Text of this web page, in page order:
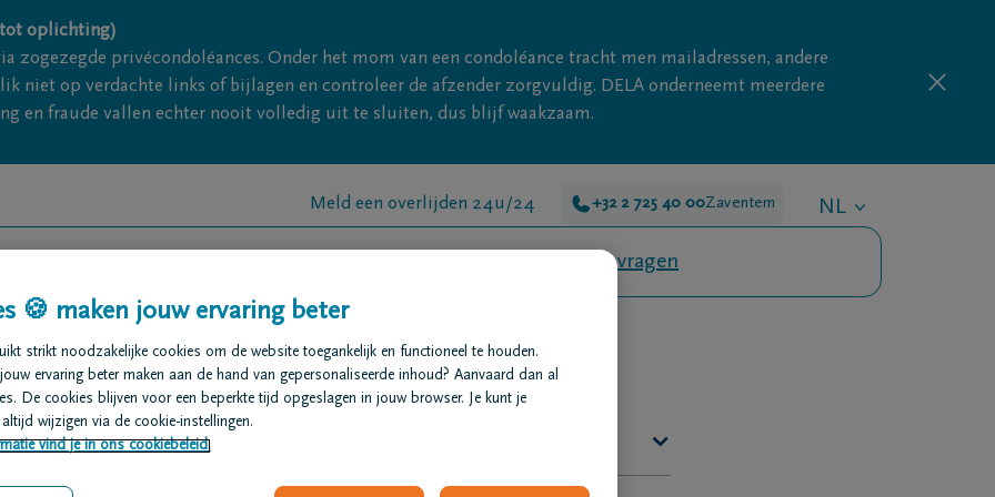
oplichting)
zogezegde privécondoléances. Onder het mom van een condoléance tracht men mailadressen, andere
niet op verdachte links of bijlagen en controleer de afzender zorgvuldig. DELA onderneemt meerdere
en fraude vallen echter nooit volledig uit te sluiten, dus blijf waakzaam.
Meld een overlijden 24u/24 +32 2 725 40 00Zaventem NL
Veelgestelde vragen
begraven worden?
🍪 maken jouw ervaring beter
strikt noodzakelijke cookies om de website toegankelijk en functioneel te houden.
ervaring beter maken aan de hand van gepersonaliseerde inhoud? Aanvaard dan al
De cookies blijven voor een beperkte tijd opgeslagen in jouw browser. Je kunt je
wijzigen via de cookie-instellingen.
vind je in ons cookiebeleid.